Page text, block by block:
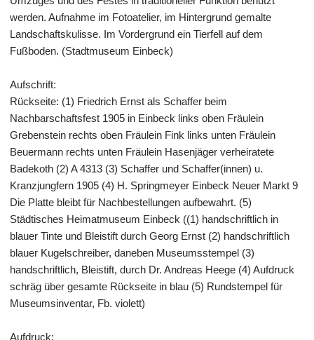
werden. Aufnahme im Fotoatelier, im Hintergrund gemalte
Landschaftskulisse. Im Vordergrund ein Tierfell auf dem
Fußboden. (Stadtmuseum Einbeck)
Aufschrift:
Rückseite: (1) Friedrich Ernst als Schaffer beim
Nachbarschaftsfest 1905 in Einbeck links oben Fräulein
Grebenstein rechts oben Fräulein Fink links unten Fräulein
Beuermann rechts unten Fräulein Hasenjäger verheiratete
Badekoth (2) A 4313 (3) Schaffer und Schaffer(innen) u.
Kranzjungfern 1905 (4) H. Springmeyer Einbeck Neuer Markt 9
Die Platte bleibt für Nachbestellungen aufbewahrt. (5)
Städtisches Heimatmuseum Einbeck ((1) handschriftlich in
blauer Tinte und Bleistift durch Georg Ernst (2) handschriftlich
blauer Kugelschreiber, daneben Museumsstempel (3)
handschriftlich, Bleistift, durch Dr. Andreas Heege (4) Aufdruck
schräg über gesamte Rückseite in blau (5) Rundstempel für
Museumsinventar, Fb. violett)
Aufdruck: